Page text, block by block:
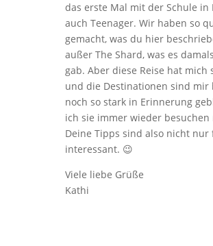
das erste Mal mit der Schule in
auch Teenager. Wir haben so
gemacht, was du hier
außer The Shard, was es
gab. Aber diese Reise hat mich
und die Destinationen sind mir
noch so stark in Erinnerung
ich sie immer wieder besuchen
Deine Tipps sind also nicht nur
interessant. 😉
Viele liebe Grüße
Kathi